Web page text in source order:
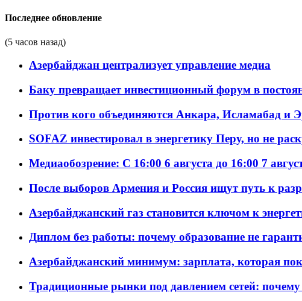
Последнее обновление
(5 часов назад)
Азербайджан централизует управление медиа
Баку превращает инвестиционный форум в
Против кого объединяются Анкара, Исламабад и
SOFAZ инвестировал в энергетику Перу, но не
Медиаобозрение: С 16:00 6 августа до 16:00 7
После выборов Армения и Россия ищут путь к
Азербайджанский газ становится ключом к
Диплом без работы: почему образование не
Азербайджанский минимум: зарплата, которая
Традиционные рынки под давлением сетей: